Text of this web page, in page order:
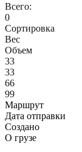
Всего:
0
Сортировка
Вес
Объем
33
33
66
99
Маршрут
Дата отправки
Создано
О грузе